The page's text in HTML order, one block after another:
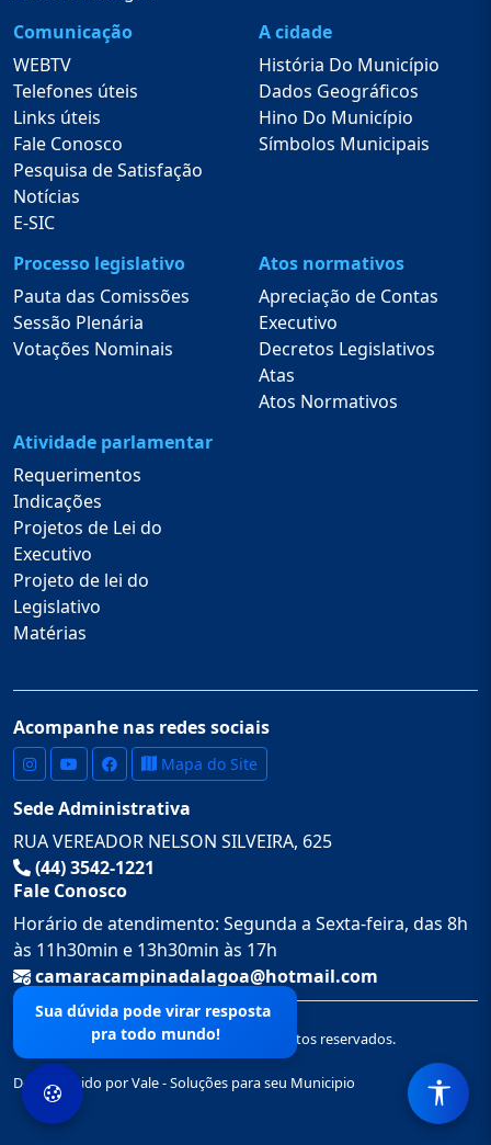
Comunicação
WEBTV
Telefones úteis
Links úteis
Fale Conosco
Pesquisa de Satisfação
Notícias
E-SIC
A cidade
História Do Município
Dados Geográficos
Hino Do Município
Símbolos Municipais
Processo legislativo
Pauta das Comissões
Sessão Plenária
Votações Nominais
Atos normativos
Apreciação de Contas
Executivo
Decretos Legislativos
Atas
Atos Normativos
Atividade parlamentar
Requerimentos
Indicações
Projetos de Lei do
Executivo
Projeto de lei do
Legislativo
Matérias
Acompanhe nas redes sociais
Mapa do Site
Sede Administrativa
RUA VEREADOR NELSON SILVEIRA, 625
(44) 3542-1221
Fale Conosco
Horário de atendimento: Segunda a Sexta-feira, das 8h
às 11h30min e 13h30min às 17h
camaracampinadalagoa@hotmail.com
© 2026 Câmara Municipal de. Todos os direitos reservados.
Desenvolvido por Vale - Soluções para seu Municipio
Sua dúvida pode virar resposta
pra todo mundo!